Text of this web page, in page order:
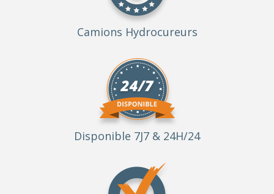
Camions Hydrocureurs
Disponible 7J7 & 24H/24